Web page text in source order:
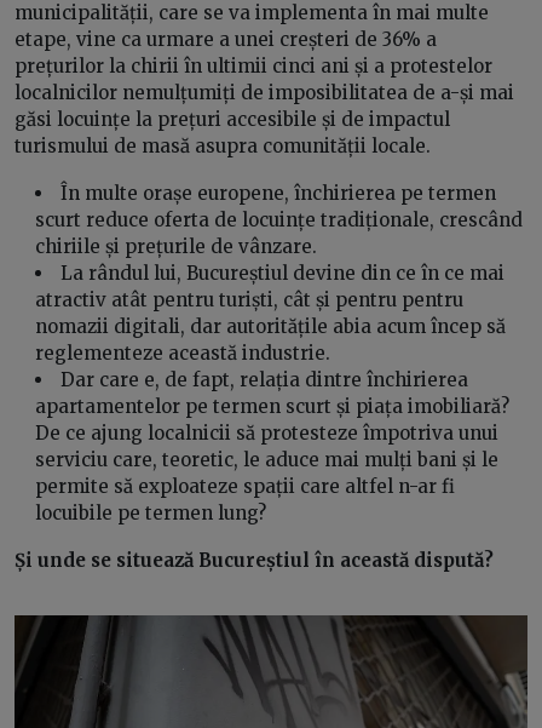
municipalității, care se va implementa în mai multe
etape, vine ca urmare a unei creșteri de 36% a
prețurilor la chirii în ultimii cinci ani și a protestelor
localnicilor nemulțumiți de imposibilitatea de a-și mai
găsi locuințe la prețuri accesibile și de impactul
turismului de masă asupra comunității locale.
În multe orașe europene, închirierea pe termen
scurt reduce oferta de locuințe tradiționale, crescând
chiriile și prețurile de vânzare.
La rândul lui, Bucureștiul devine din ce în ce mai
atractiv atât pentru turiști, cât și pentru pentru
nomazii digitali, dar autoritățile abia acum încep să
reglementeze această industrie.
Dar care e, de fapt, relația dintre închirierea
apartamentelor pe termen scurt și piața imobiliară?
De ce ajung localnicii să protesteze împotriva unui
serviciu care, teoretic, le aduce mai mulți bani și le
permite să exploateze spații care altfel n-ar fi
locuibile pe termen lung?
Și unde se situează Bucureștiul în această dispută?